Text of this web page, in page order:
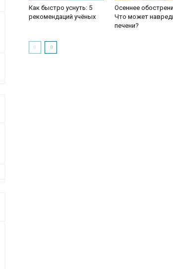
Как быстро уснуть: 5
рекомендаций учёных
Осеннее
Что может
печени?